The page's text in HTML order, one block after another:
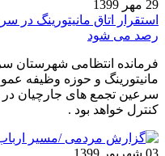
29 مهر 1399
استقرار اتاق مانیتورینگ در
رصد می شود
فرمانده انتظامی شهرستان
مانیتورینگ و حوزه وظیفه
سرعین تجمع های جارچیان
کنترل خواهد بود .